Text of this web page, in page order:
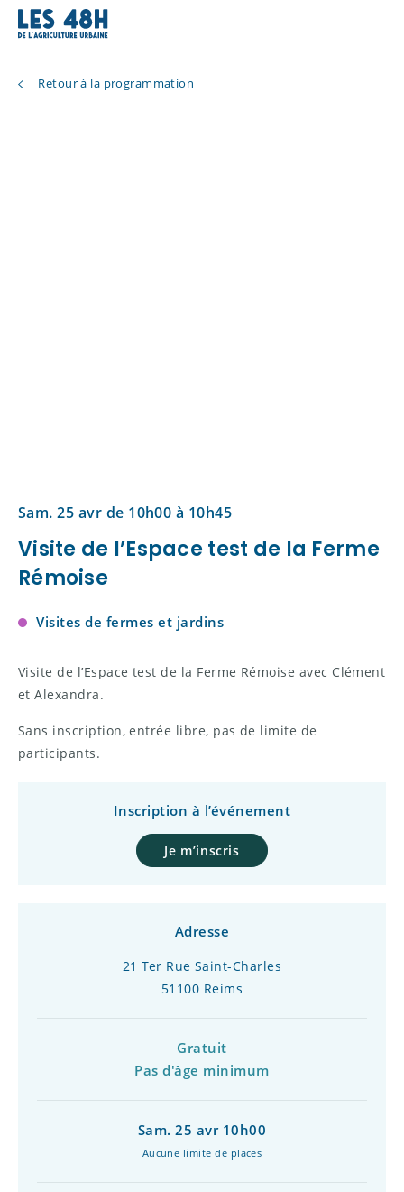
Retour à la programmation
Sam. 25 avr de 10h00 à 10h45
Visite de l’Espace test de la Ferme
Rémoise
Visites de fermes et jardins
Visite de l’Espace test de la Ferme Rémoise avec Clément
et Alexandra.
Sans inscription, entrée libre, pas de limite de
participants.
Inscription à l’événement
Je m’inscris
Adresse
21 Ter Rue Saint-Charles
51100 Reims
Gratuit
Pas d'âge minimum
Sam. 25 avr 10h00
Aucune limite de places